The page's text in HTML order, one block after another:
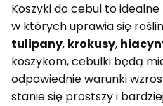
Koszyki do cebul to
w których uprawia się
tulipany, krokusy,
koszykom, cebulki będą
odpowiednie warunki
stanie się prostszy i